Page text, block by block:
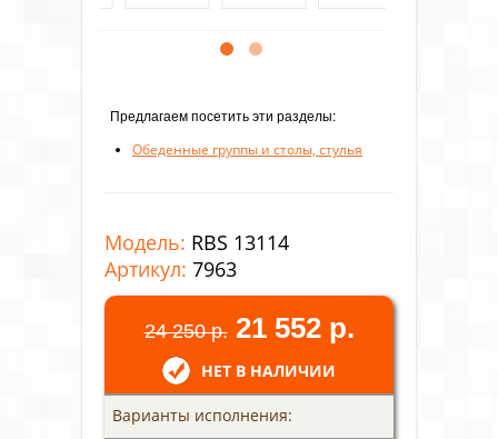
Предлагаем посетить эти разделы:
Обеденные группы и столы, стулья
Модель: RBS 13114
Артикул: 7963
24 250 р. 21 552 р.
НЕТ В НАЛИЧИИ
Варианты исполнения: